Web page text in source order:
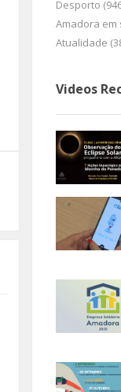
Desporto
Amadora em
Atualidade
Videos